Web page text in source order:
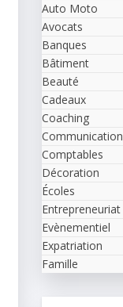
Auto Moto
Avocats
Banques
Bâtiment
Beauté
Cadeaux
Coaching
Communication
Comptables
Décoration
Écoles
Entrepreneuriat
Evènementiel
Expatriation
Famille